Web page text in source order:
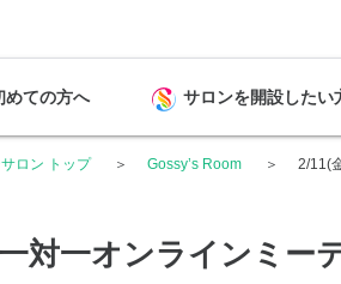
めての方へ サロンを開設したい
ロン トップ Gossy’s Room 2/11(
対一オンラインミー